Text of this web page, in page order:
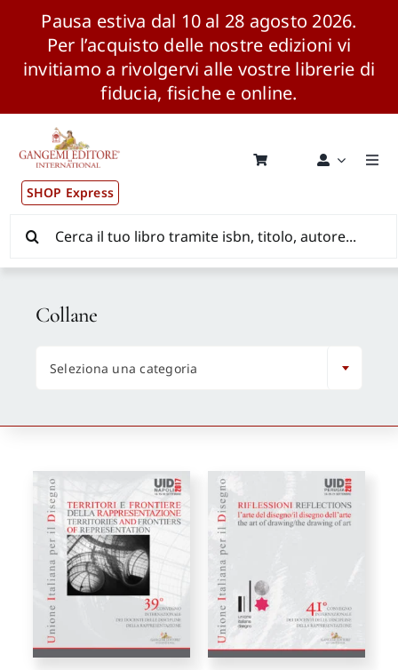
Pausa estiva dal 10 al 28 agosto 2026.
Per l’acquisto delle nostre edizioni vi
invitiamo a rivolgervi alle vostre librerie di
fiducia, fisiche e online.
contenuto
SHOP Express
Pubblicazioni
News ed Eventi
Distribuzione Wolrdwide
CONSIP / MEPA / ANVUR / CINECA
Autori
Proposte di pubblicazione
Gangemi Editore
per:
Collane
Seleziona una categoria